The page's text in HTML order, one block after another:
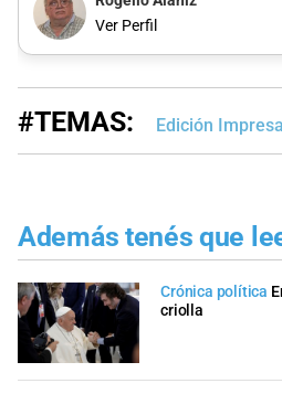
Ver Perfil
#TEMAS: Edición Impresa
Además tenés que
Crónica política
criolla